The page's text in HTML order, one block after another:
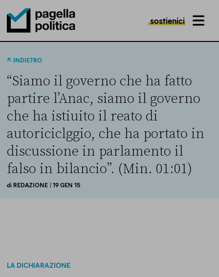
Pagella Politica Logo
sostienici MENU
INDIETRO
“Siamo il governo che ha fatto
partire l’Anac, siamo il governo
che ha istiuito il reato di
autoriciclggio, che ha portato in
discussione in parlamento il
falso in bilancio”. (Min. 01:01)
di REDAZIONE | 19 GEN 15
LA DICHIARAZIONE